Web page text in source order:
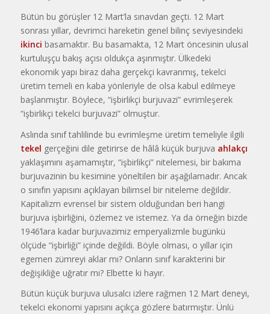
Bütün bu görüşler 12 Mart’la sınav­dan geçti. 12 Mart
sonrası yıllar, dev­rimci hareketin genel bilinç seviyesin­deki
ikinci basamaktır. Bu basamak­ta, 12 Mart öncesinin ulusal
kurtuluşçu bakış açısı oldukça aşınmıştır. Ülke­deki
ekonomik yapı biraz daha gerçek­çi kavranmış, tekelci
üretim temeli en kaba yönleriyle de olsa kabul edilme­ye
başlanmıştır. Böylece, “işbirlikçi bur­juvazi” evrimleşerek
“işbirlikçi tekelci burjuvazi” olmuştur.
Aslında sınıf tahlilinde bu evrimleş­me üretim temeliyle ilgili
tekel gerçe­ğini dile getirirse de hâlâ küçük burjuva ahlakçı
yaklaşımını aşamamıştır, “işbirlikçi” nitelemesi, bir bakıma
burjuvazinin bu kesimine yöneltilen bir aşağılamadır. Ancak
o sınıfın yapısını açıklayan bilimsel bir niteleme değildir.
Kapitalizm evrensel bir sistem oldu­ğundan beri hangi
burjuva işbirliğini, özlemez ve istemez. Ya da örneğin biz­de
1946’lara kadar burjuvazimiz em­peryalizmle bugünkü
ölçüde “işbirliği” içinde değildi. Böyle olması, o yıllar için
egemen zümreyi aklar mı? Onla­rın sınıf karakterini bir
değişikliğe uğ­ratır mı? Elbette ki hayır.
Bütün küçük burjuva ulusalcı izlere rağmen 12 Mart deneyi,
tekelci ekonomi yapısını açıkça gözlere batırmış­tır. Ünlü